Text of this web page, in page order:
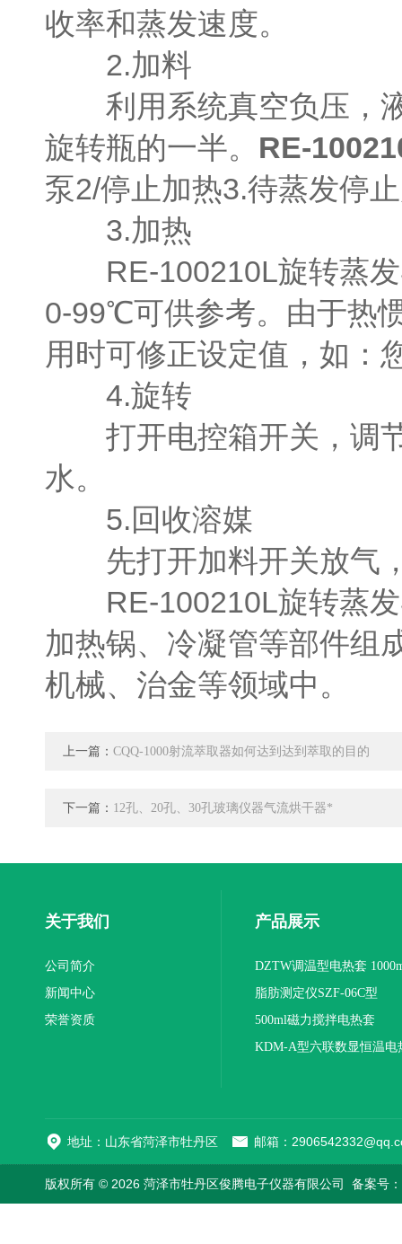
收率和蒸发速度。
2.加料
利用系统真空负压，液
旋转瓶的一半。 RE-
泵2/停止加热3.待蒸发停
3.加热
RE-100210L旋转蒸发
0-99℃可供参考。由于热
用时可修正设定值，如：
4.旋转
打开电控箱开关，调节
水。
5.回收溶媒
先打开加料开关放气，
RE-100210L旋转蒸发
加热锅、冷凝管等部件组
机械、治金等领域中。
上一篇： CQQ-1000射流萃取器如何达到达到萃取的目的
下一篇： 12孔、20孔、30孔玻璃仪器气流烘干器*
关于我们
公司简介
新闻中心
荣誉资质
产品展示
DZTW调温型电热套
联
脂肪测定仪SZF-06C型
500ml磁力搅拌电热套
KDM-A型六联数显恒温电
地址：山东省菏泽市牡丹区 邮箱：
版权所有 © 2026 菏泽市牡丹区俊腾电子仪器有限公司 备案号